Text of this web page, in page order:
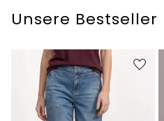
Unsere Bestseller